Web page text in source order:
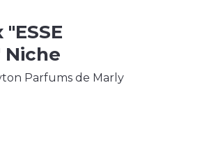
Niche
Parfums de Marly